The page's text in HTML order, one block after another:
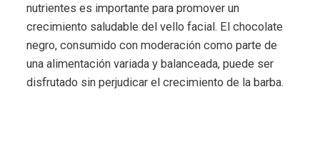
nutrientes es importante para promover un
crecimiento saludable del vello facial. El chocolate
negro, consumido con moderación como parte de
una alimentación variada y balanceada, puede ser
disfrutado sin perjudicar el crecimiento de la barba.